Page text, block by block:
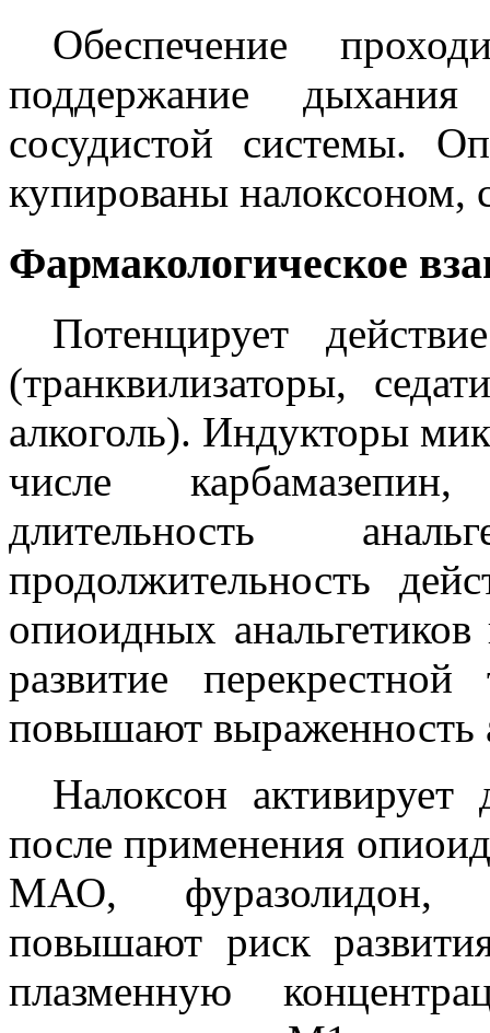
Обеспечение
поддержание
сосудистой системы.
купированы налоксоном,
Фармакологическое
Потенцирует
(транквилизаторы,
алкоголь). Индукторы
числе
длительность
продолжительность
опиоидных
развитие перекрестной
повышают выраженность
Налоксон активирует
после применения
МАО, фуразолидон,
повышают риск
плазменную